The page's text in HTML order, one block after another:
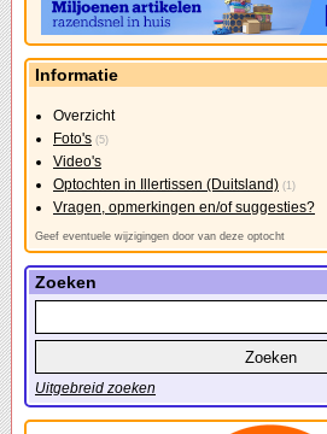
Informatie
Overzicht
Foto's (5)
Video's
Optochten in Illertissen (Duitsland) (1)
Vragen, opmerkingen en/of suggesties?
Geef eventuele wijzigingen door van deze optocht
Zoeken
Uitgebreid zoeken